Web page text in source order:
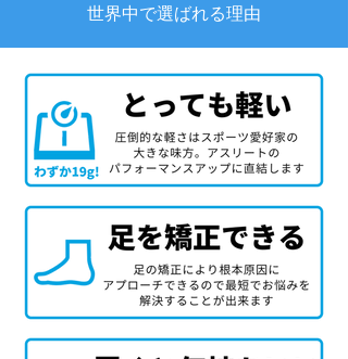
世界中で選ばれる理由